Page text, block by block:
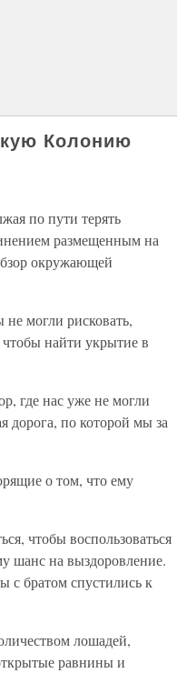
Колонию
по пути терять
размещенным на
окружающей
могли рисковать,
найти укрытие в
где нас уже не могли
дорога, по которой мы за
о том, что ему
чтобы воспользоваться
шанс на выздоровление.
с братом спустились к
лошадей,
равнины и